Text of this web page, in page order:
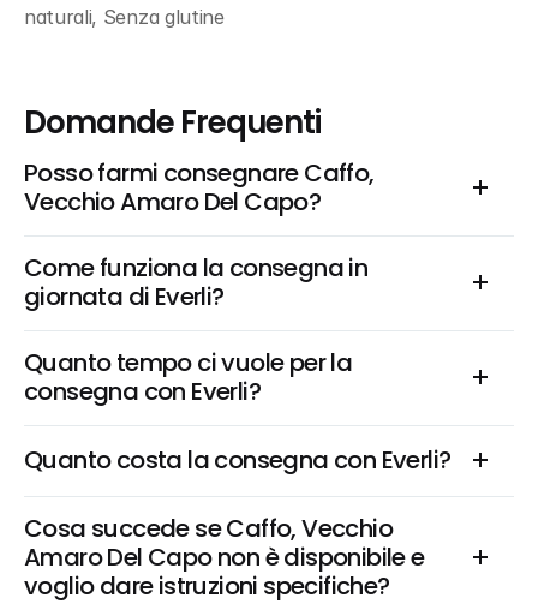
naturali, Senza glutine
Domande Frequenti
Posso farmi consegnare Caffo,
Vecchio Amaro Del Capo?
Come funziona la consegna in
giornata di Everli?
Quanto tempo ci vuole per la
consegna con Everli?
Quanto costa la consegna con Everli?
Cosa succede se Caffo, Vecchio
Amaro Del Capo non è disponibile e
voglio dare istruzioni specifiche?